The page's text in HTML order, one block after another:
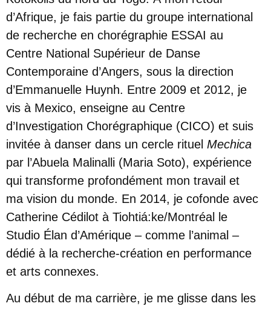
d’Afrique, je fais partie du groupe international
de recherche en chorégraphie ESSAI au
Centre National Supérieur de Danse
Contemporaine d’Angers, sous la direction
d’Emmanuelle Huynh. Entre 2009 et 2012, je
vis à Mexico, enseigne au Centre
d’Investigation Chorégraphique (CICO) et suis
invitée à danser dans un cercle rituel Mechica
par l’Abuela Malinalli (Maria Soto), expérience
qui transforme profondément mon travail et
ma vision du monde. En 2014, je cofonde avec
Catherine Cédilot à Tiohtiá:ke/Montréal le
Studio Élan d’Amérique – comme l’animal –
dédié à la recherche-création en performance
et arts connexes.
Au début de ma carrière, je me glisse dans les